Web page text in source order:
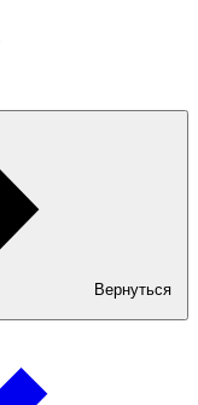
Вернуться